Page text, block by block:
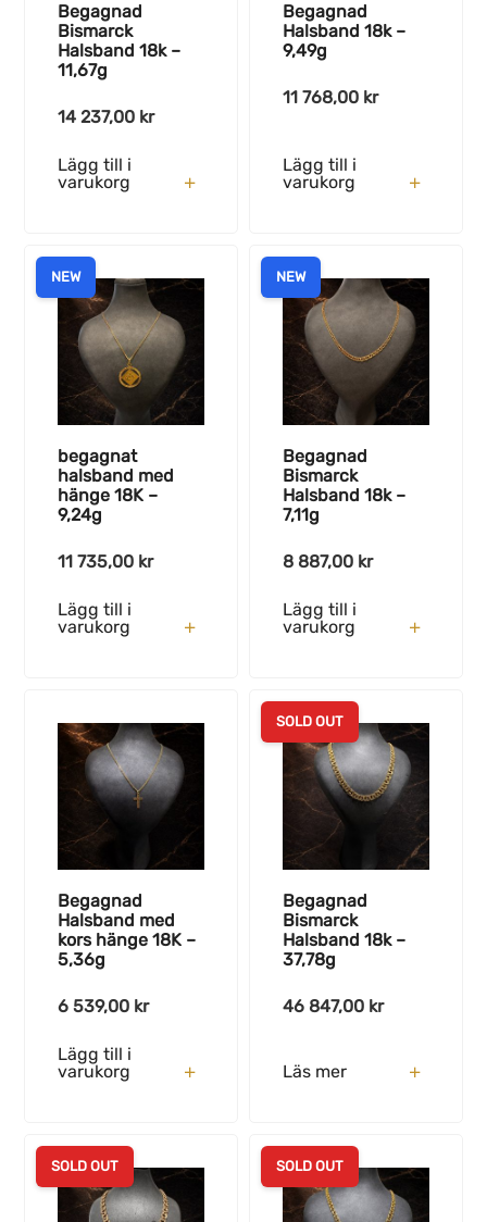
Begagnad
Bismarck
Halsband 18k –
11,67g
14 237,00 kr
Lägg till i
varukorg
Begagnad
Halsband 18k –
9,49g
11 768,00 kr
Lägg till i
varukorg
NEW
begagnat
halsband med
hänge 18K –
9,24g
11 735,00 kr
Lägg till i
varukorg
NEW
Begagnad
Bismarck
Halsband 18k –
7,11g
8 887,00 kr
Lägg till i
varukorg
Begagnad
Halsband med
kors hänge 18K –
5,36g
6 539,00 kr
Lägg till i
varukorg
SOLD OUT
Begagnad
Bismarck
Halsband 18k –
37,78g
46 847,00 kr
Läs mer
SOLD OUT SOLD OUT